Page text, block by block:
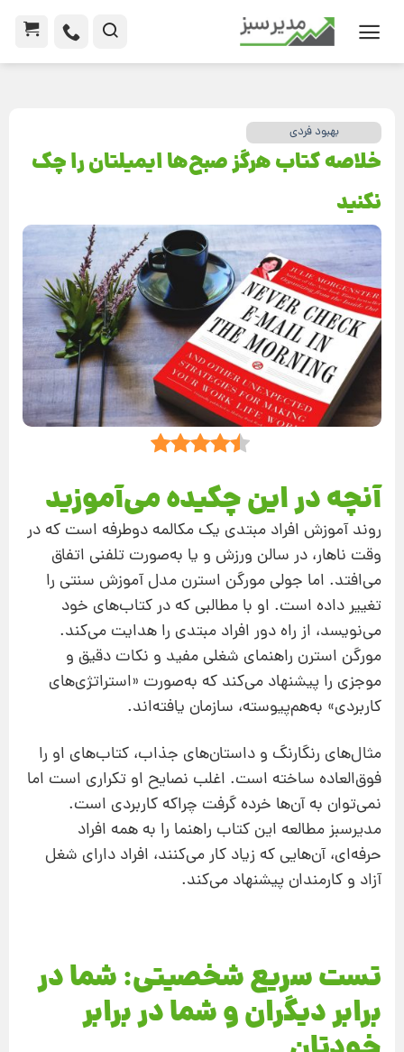
بهبود فردی
خلاصه کتاب هرگز صبح‌‎ها ایمیلتان را چک
نکنید
آنچه در این چکیده می‌آموزید
روند آموزش افراد مبتدی یک مکالمه دوطرفه است که در
وقت ناهار، در سالن ورزش و یا به‌صورت تلفنی اتفاق
می‌افتد. اما جولی مورگن استرن مدل آموزش سنتی را
تغییر داده است. او با مطالبی که در کتاب‌های خود
می‌نویسد، از راه دور افراد مبتدی را هدایت می‌کند.
مورگن استرن راهنمای شغلی مفید و نکات دقیق و
موجزی را پیشنهاد می‌کند که به‌صورت «استراتژی‌های
کاربردی» به‌هم‌پیوسته، سازمان یافته‌اند.
مثال‌های رنگارنگ و داستان‌های جذاب، کتاب‌های او را
فوق‌العاده ساخته است. اغلب نصایح او تکراری است اما
نمی‌توان به آن‌ها خرده گرفت چراکه کاربردی است.
مدیرسبز مطالعه این کتاب راهنما را به همه افراد
حرفه‌ای، آن‌هایی که زیاد کار می‌کنند، افراد دارای شغل
آزاد و کارمندان پیشنهاد می‌کند.
تست سریع شخصیتی: شما در
برابر دیگران و شما در برابر